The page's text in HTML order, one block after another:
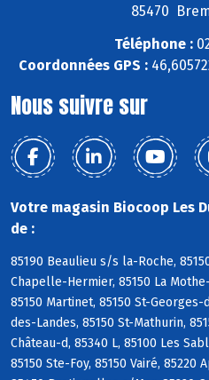
85470
Téléphone :
Coordonnées GPS :
Nous suivre sur
Votre magasin Biocoop Les
de :
85190 Beaulieu s/s la-Roche,
Chapelle-Hermier, 85150 La
85150 Martinet, 85150 St-
des-Landes, 85150 St-Mathurin,
Château-d, 85340 L, 85100 Les
85150 Ste-Foy, 85150 Vairé,